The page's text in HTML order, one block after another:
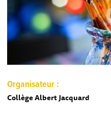
Organisateur :
Collège Albert Jacquard